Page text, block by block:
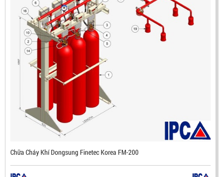
ĐẦU BÁO LỬA CHỐNG NỔ IR3- DX500 (MEKASENTRON
KOREA)
LIÊN HỆ
Mã sản phẩm: DX500
Chữa Cháy Khí Dongsung Finetec Korea FM-200